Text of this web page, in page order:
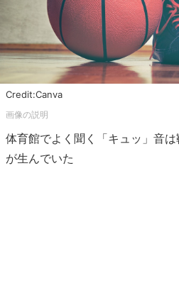
Credit:Canva
体育館でよく聞く「キュッ」音
が生んでいた